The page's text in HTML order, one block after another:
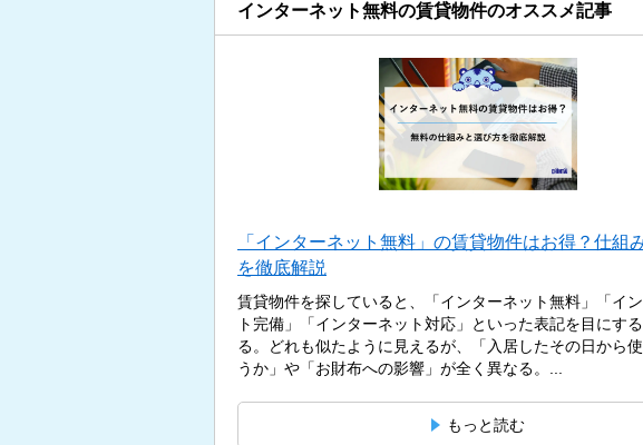
インターネット無料の賃貸物件のオススメ記事
「インターネット無料」の賃貸物件はお得？仕組
を徹底解説
賃貸物件を探していると、「インターネット無料」「イ
ト完備」「インターネット対応」といった表記を目にす
る。どれも似たように見えるが、「入居したその日から
うか」や「お財布への影響」が全く異なる。...
もっと読む